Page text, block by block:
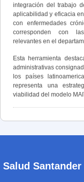
integración del trabajo
aplicabilidad y eficacia
con enfermedades
corresponden con
relevantes en el
Esta herramienta
administrativas
los países
representa una
viabilidad del modelo
Salud Santander